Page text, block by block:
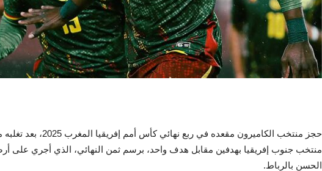
حجز منتخب الكاميرون مقعده في
منتخب جنوب إفريقيا بهدفين مقابل هدف واحد، برسم ثمن النهائي، الذي أجري على
الحسن بالرباط.